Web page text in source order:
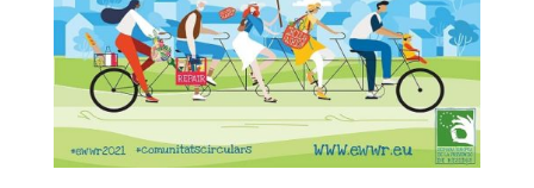
CONEIX FUNDESPLAI
La Fundació
L'equip
CONEIX FUNDESPLAI
La Fundació
L'equip